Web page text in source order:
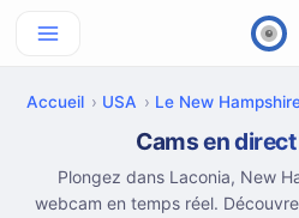
Accueil USA Le New
Cams en
Plongez dans Laconia, New
webcam en temps réel.